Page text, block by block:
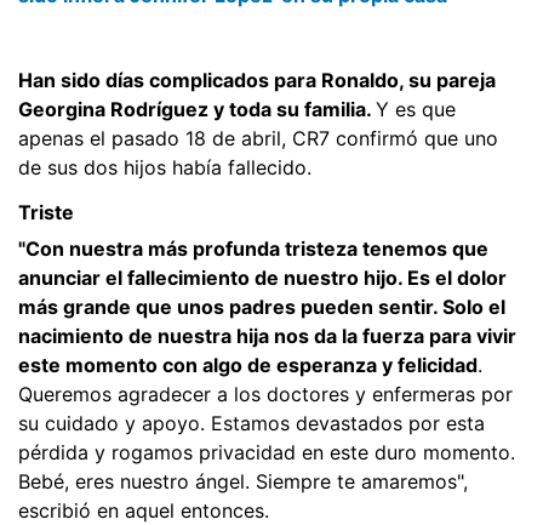
Han sido días complicados para Ronaldo, su pareja
Georgina Rodríguez y toda su familia. Y es que
apenas el pasado 18 de abril, CR7 confirmó que uno
de sus dos hijos había fallecido.
Triste
"Con nuestra más profunda tristeza tenemos que
anunciar el fallecimiento de nuestro hijo. Es el dolor
más grande que unos padres pueden sentir. Solo el
nacimiento de nuestra hija nos da la fuerza para vivir
este momento con algo de esperanza y felicidad.
Queremos agradecer a los doctores y enfermeras por
su cuidado y apoyo. Estamos devastados por esta
pérdida y rogamos privacidad en este duro momento.
Bebé, eres nuestro ángel. Siempre te amaremos",
escribió en aquel entonces.